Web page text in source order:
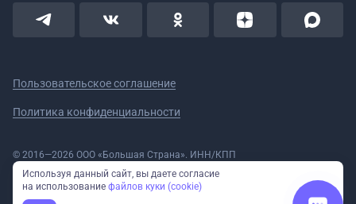
Пользовательское соглашение
Политика конфиденциальности
© 2016—2026 ООО «Большая Страна». ИНН/КПП
5908078160/590801001 ОГРН 1185958020533
Номер в реестре Роскомнадзора № 59-18-006319 (Приказ № 321 от
11.10.2018)
Используя данный сайт, вы даете согласие
на использование файлов куки (cookie)